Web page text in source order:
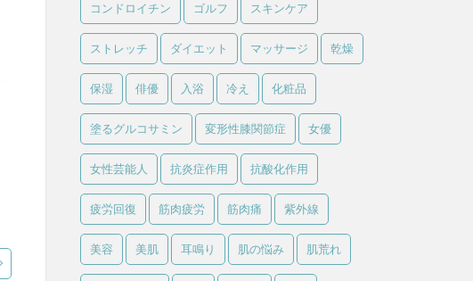
コンドロイチン ゴルフ スキンケア
ストレッチ ダイエット マッサージ 乾燥
保湿 俳優 入浴 冷え 化粧品
塗るグルコサミン 変形性膝関節症 女優
女性芸能人 抗炎症作用 抗酸化作用
疲労回復 筋肉疲労 筋肉痛 紫外線
美容 美肌 耳鳴り 肌の悩み 肌荒れ